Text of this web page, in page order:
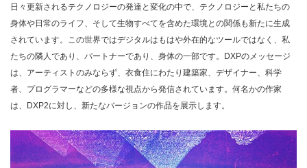
日々更新されるテクノロジーの発達と変化の中で、テクノロジーと私たちの
身体や日常のライフ、そして生物すべてを含めた環境との関係も新たに生成
されています。この世界ではデジタルはもはや外在的なツールではなく、私
たちの隣人であり、パートナーであり、身体の一部です。DXPのメッセージ
は、アーティストのみならず、衣食住にわたり建築家、デザイナー、科学
者、プログラマーなどの多様な視点から発信されています。何名かの作家
は、DXP2に対し、新たなバージョンの作品を展示します。